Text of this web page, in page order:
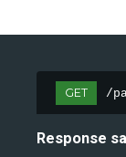
GET /
Response